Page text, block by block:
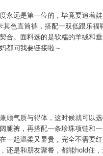
永远是第一位的，毕竟要追着
其色直筒裤，搭配一双低跟乐
合。面料选的是软糯的羊绒和
都问我要链接啦～
顾气质与得体，这时候就可以
腿裤，再搭配一条珍珠项链和
一起温柔又显贵，完全不需要
还是和朋友聚餐，都能hold住